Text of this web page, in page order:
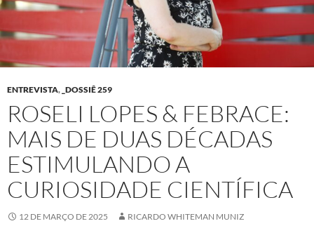
ENTREVISTA, _DOSSIÊ 259
ROSELI LOPES & FEBRACE:
MAIS DE DUAS DÉCADAS
ESTIMULANDO A
CURIOSIDADE CIENTÍFICA
12 DE MARÇO DE 2025 RICARDO WHITEMAN MUNIZ